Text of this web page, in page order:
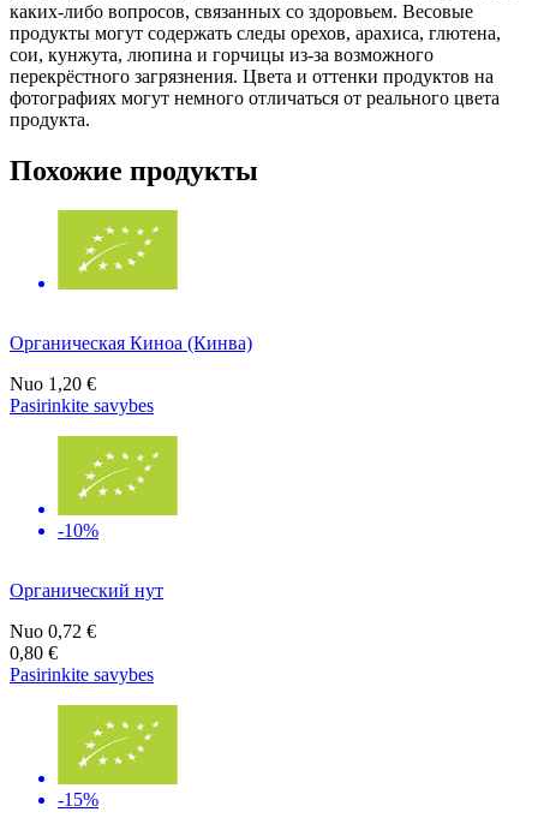
каких-либо вопросов, связанных со здоровьем. Весовые
продукты могут содержать следы орехов, арахиса, глютена,
сои, кунжута, люпина и горчицы из-за возможного
перекрёстного загрязнения. Цвета и оттенки продуктов на
фотографиях могут немного отличаться от реального цвета
продукта.
Похожие продукты
Органическая Киноа (Кинва)
Nuo 1,20 €
Pasirinkite savybes
-10%
Органический нут
Nuo 0,72 €
0,80 €
Pasirinkite savybes
-15%